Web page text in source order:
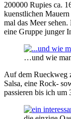
200000 Rupies ca.
kuenstlichen
mal das Meer
eine Gruppe junger
…und wie
Auf dem Rueckweg
Salsa, eine Rock-
passieren bis ich um